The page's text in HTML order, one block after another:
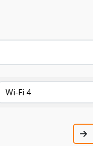
Wi-Fi 4